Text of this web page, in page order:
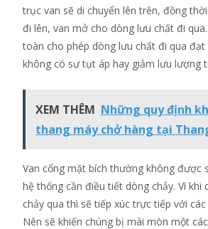
trục van sẽ di chuyển lên trên, đồng
đi lên, van mở cho dòng lưu chất đi
toàn cho phép dòng lưu chất đi qua đạt
không có sự tụt áp hay giảm lưu lượng
XEM THÊM Những quy định
thang máy chở hàng tại
Van cổng mặt bích thường không được
hệ thống cần điều tiết dòng chảy. Vì khi
chảy qua thì sẽ tiếp xúc trực tiếp với
Nên sẽ khiến chúng bị mài mòn một